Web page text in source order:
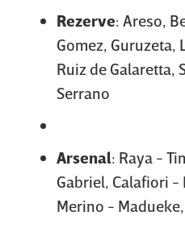
Rezerve: Areso,
Gomez, Guruzeta,
Ruiz de Galaretta,
Serrano
Arsenal: Raya -
Gabriel, Calafiori -
Merino -